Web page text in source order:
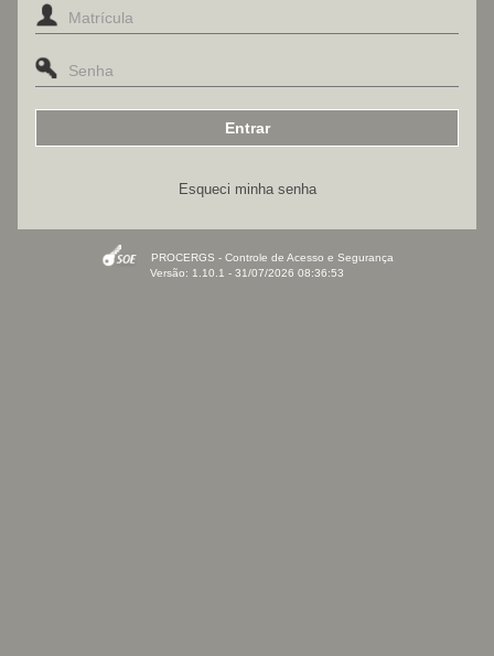
Esqueci minha senha
PROCERGS - Controle de Acesso e Segurança
Versão: 1.10.1 - 31/07/2026 08:36:53